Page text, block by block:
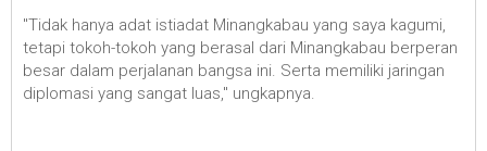
"Tidak hanya adat istiadat Minangkabau yang saya kagumi,
tetapi tokoh-tokoh yang berasal dari Minangkabau berperan
besar dalam perjalanan bangsa ini. Serta memiliki jaringan
diplomasi yang sangat luas," ungkapnya.